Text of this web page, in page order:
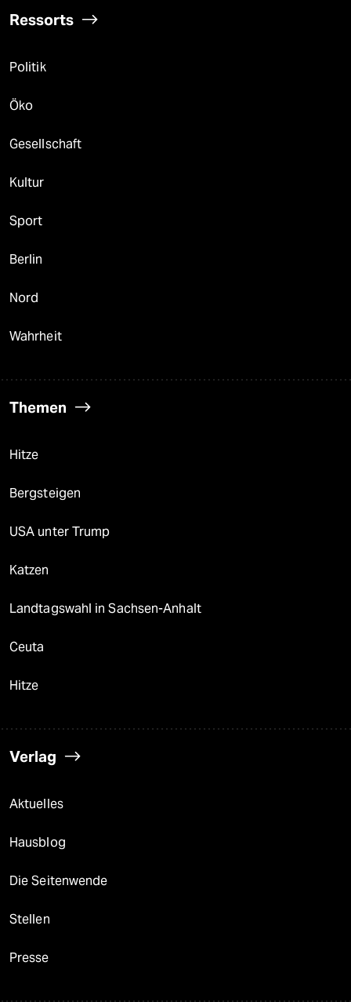
Ressorts
Politik
Öko
Gesellschaft
Kultur
Sport
Berlin
Nord
Wahrheit
Themen
Hitze
Bergsteigen
USA unter Trump
Katzen
Landtagswahl in Sachsen-Anhalt
Ceuta
Hitze
Verlag
Aktuelles
Hausblog
Die Seitenwende
Stellen
Presse